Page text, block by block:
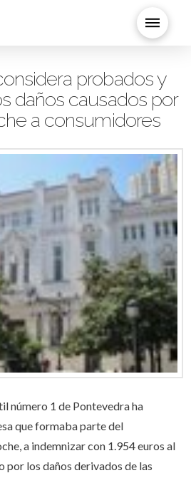
probados y
daños causados por
a consumidores
número 1 de Pontevedra ha
que formaba parte del
a indemnizar con 1.954 euros al
por los daños derivados de las